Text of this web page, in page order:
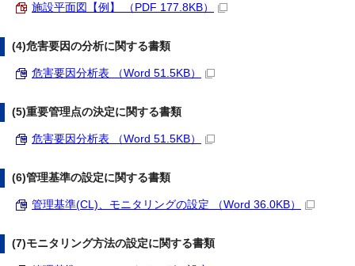
施設平面図【例】 （PDF 177.8KB）
(4)危害要因の分析に関する書類
危害要因分析表 （Word 51.5KB）
(5)重要管理点の決定に関する書類
危害要因分析表 （Word 51.5KB）
(6)管理基準の設定に関する書類
管理基準(CL)、モニタリングの設定 （Word 36.0KB）
(7)モニタリング方法の設定に関する書類